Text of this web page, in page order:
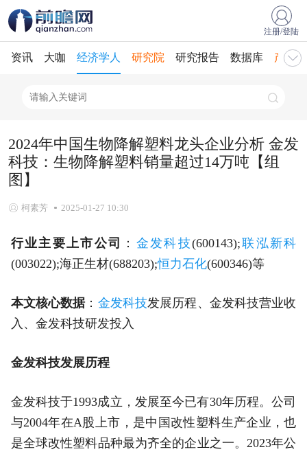
注册/登陆
资讯 大咖 经济学人 研究院 研究报告 数据库 产业
2024年中国生物降解塑料龙头企业分析 金发
科技：生物降解塑料销量超过14万吨【组
图】
柯素芳 2025-01-27 10:30
行业主要上市公司 ： 金发科技(600143);联泓新科
(003022);海正生材(688203);恒力石化(600346)等
本文核心数据： 金发科技发展历程、金发科技营业收
入、金发科技研发投入
金发科技发展历程
金发科技于1993成立，发展至今已有30年历程。公司
与2004年在A股上市，是中国改性塑料生产企业，也
是全球改性塑料品种最为齐全的企业之一。2023年公